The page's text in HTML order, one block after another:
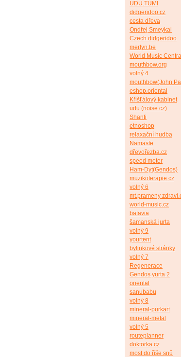
UDU.TUMI
didgeridoo.cz
cesta dřeva
Ondřej Smeykal
Czech didgeridoo
merlyn.be
World Music
mouthbow.org
volný 4
mouthbow(John
eshop.oriental
Křišťálový kabinet
udu (noise.cz)
Shanti
etnoshop
relaxační hudba
Namaste
dřevořezba.cz
speed meter
Ham-Dyt(Gendos)
muzikoterapie.cz
volný 6
mt.prameny
world-music.cz
batavia
šamanská jurta
volný 9
yourtent
bylinkové stránky
volný 7
Regenerace
Gendos yurta 2
oriental
sanubabu
volný 8
mineral-purkart
mineral-metal
volný 5
routeplanner
doktorka.cz
most do říše snů